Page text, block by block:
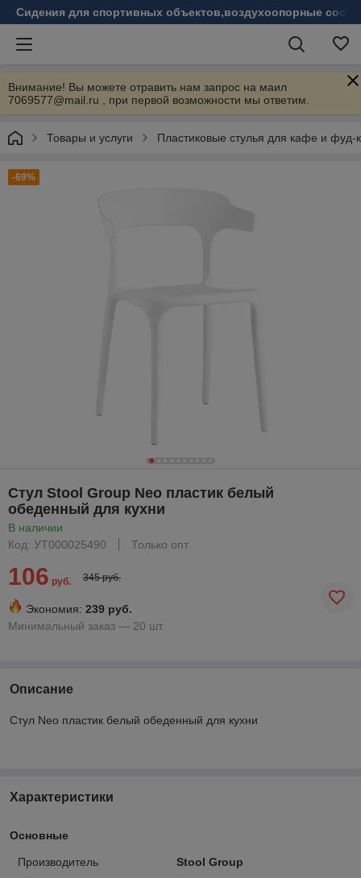
Сидения для спортивных объектов,воздухоопорные
Внимание! Вы можете отравить нам запрос на маил
7069577@mail.ru , при первой возможности мы ответим.
Товары и услуги Пластиковые стулья для кафе и фуд-
-69%
Стул Stool Group Neo пластик белый
обеденный для кухни
В наличии
Код: УТ000025490
Только опт
106 руб. 345 руб.
Экономия: 239 руб.
Минимальный заказ — 20 шт.
Описание
Стул Neo пластик белый обеденный для кухни
Характеристики
Основные
Производитель
Stool Group